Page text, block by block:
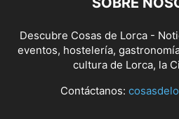
Descubre Cosas de Lorca -
eventos, hostelería,
cultura de Lorca, la
Contáctanos: